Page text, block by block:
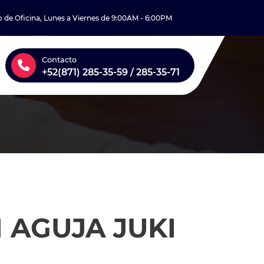
de Oficina, Lunes a Viernes de 9:00AM - 6:00PM
Contacto
+52(871) 285-35-59 / 285-35-71
AGUJA JUKI